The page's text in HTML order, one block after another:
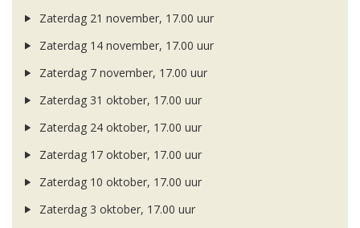
Zaterdag 21 november, 17.00 uur
Zaterdag 14 november, 17.00 uur
Zaterdag 7 november, 17.00 uur
Zaterdag 31 oktober, 17.00 uur
Zaterdag 24 oktober, 17.00 uur
Zaterdag 17 oktober, 17.00 uur
Zaterdag 10 oktober, 17.00 uur
Zaterdag 3 oktober, 17.00 uur